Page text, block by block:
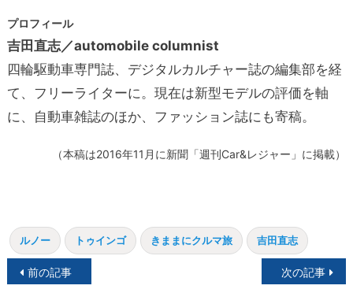
プロフィール
吉田直志／automobile columnist
四輪駆動車専門誌、デジタルカルチャー誌の編集部を経
て、フリーライターに。現在は新型モデルの評価を軸
に、自動車雑誌のほか、ファッション誌にも寄稿。
（本稿は2016年11月に新聞「週刊Car&レジャー」に掲載）
ルノー トゥインゴ きままにクルマ旅 吉田直志
投前の記事 次の記事